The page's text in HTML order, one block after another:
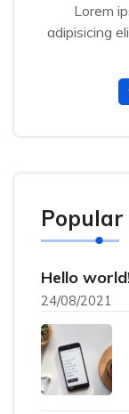
Lorem
adipisicing
Popular
Hello
24/08/2021